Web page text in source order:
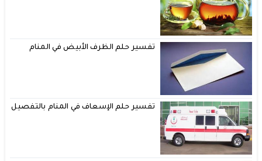
تفسير حلم الظرف الأبيض في المنام
تفسير حلم الإسعاف في المنام بالتفصيل